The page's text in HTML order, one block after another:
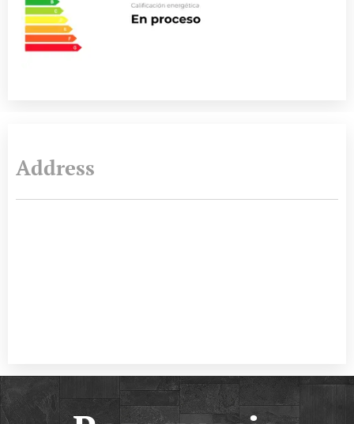
Address